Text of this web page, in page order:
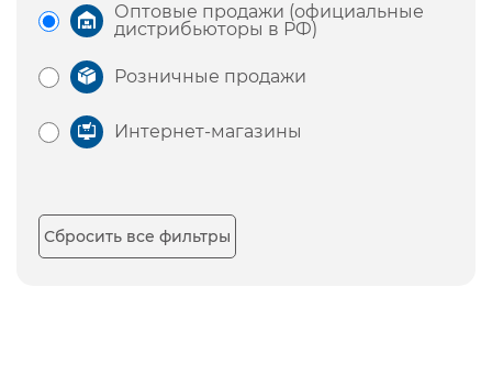
Оптовые продажи (официальные
дистрибьюторы в РФ)
Розничные продажи
Интернет-магазины
Сбросить все фильтры